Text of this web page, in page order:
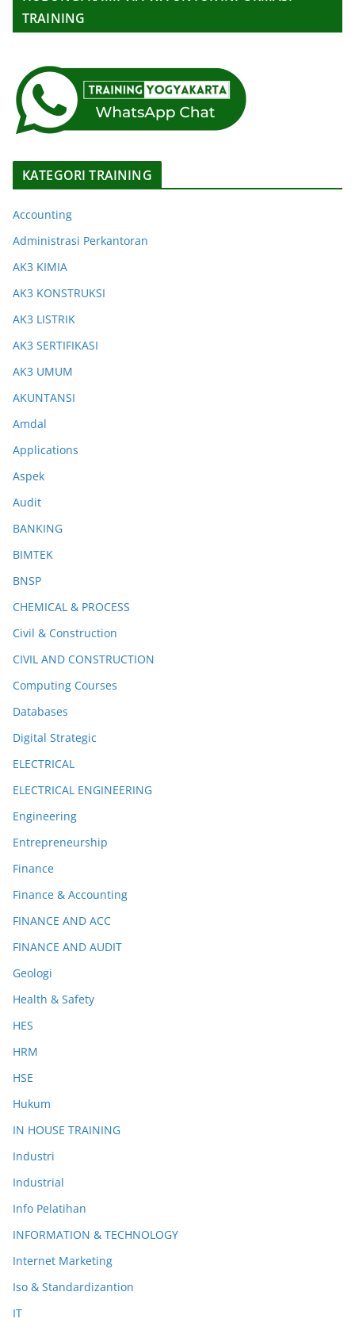
TRAINING
KATEGORI TRAINING
Accounting
Administrasi Perkantoran
AK3 KIMIA
AK3 KONSTRUKSI
AK3 LISTRIK
AK3 SERTIFIKASI
AK3 UMUM
AKUNTANSI
Amdal
Applications
Aspek
Audit
BANKING
BIMTEK
BNSP
CHEMICAL & PROCESS
Civil & Construction
CIVIL AND CONSTRUCTION
Computing Courses
Databases
Digital Strategic
ELECTRICAL
ELECTRICAL ENGINEERING
Engineering
Entrepreneurship
Finance
Finance & Accounting
FINANCE AND ACC
FINANCE AND AUDIT
Geologi
Health & Safety
HES
HRM
HSE
Hukum
IN HOUSE TRAINING
Industri
Industrial
Info Pelatihan
INFORMATION & TECHNOLOGY
Internet Marketing
Iso & Standardizantion
IT